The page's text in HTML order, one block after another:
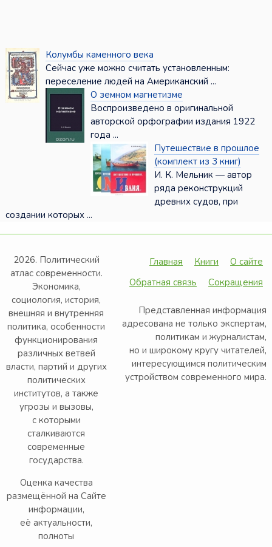
Колумбы каменного века
Сейчас уже можно считать установленным:
переселение людей на Американский ...
О земном магнетизме
Воспроизведено в оригинальной
авторской орфографии издания 1922
года ...
Путешествие в прошлое
(комплект из 3 книг)
И. К. Мельник — автор
ряда реконструкций
древних судов, при
создании которых ...
2026. Политический
атлас современности.
Экономика,
социология, история,
внешняя и внутренняя
политика, особенности
функционирования
различных ветвей
власти, партий и других
политических
институтов, а также
угрозы и вызовы,
с которыми
сталкиваются
современные
государства.
Оценка качества
размещённой на Сайте
информации,
её актуальности,
полноты
Главная Книги
О сайте
Обратная связь
Сокращения
Представленная информация
адресована не только экспертам,
политикам и журналистам,
но и широкому кругу читателей,
интересующимся политическим
устройством современного мира.